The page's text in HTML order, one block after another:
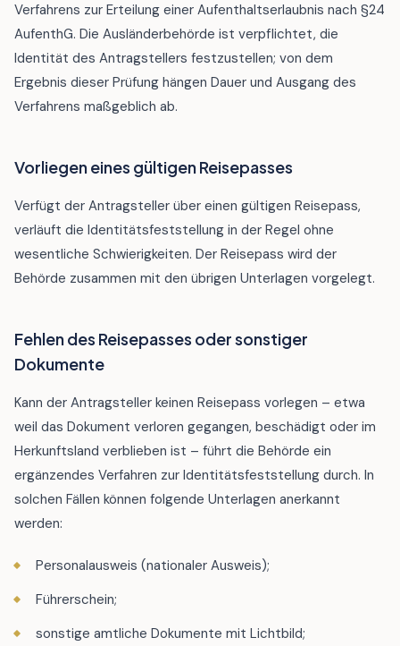
Verfahrens zur Erteilung einer Aufenthaltserlaubnis nach §24
AufenthG. Die Ausländerbehörde ist verpflichtet, die
Identität des Antragstellers festzustellen; von dem
Ergebnis dieser Prüfung hängen Dauer und Ausgang des
Verfahrens maßgeblich ab.
Vorliegen eines gültigen Reisepasses
Verfügt der Antragsteller über einen gültigen Reisepass,
verläuft die Identitätsfeststellung in der Regel ohne
wesentliche Schwierigkeiten. Der Reisepass wird der
Behörde zusammen mit den übrigen Unterlagen vorgelegt.
Fehlen des Reisepasses oder sonstiger
Dokumente
Kann der Antragsteller keinen Reisepass vorlegen – etwa
weil das Dokument verloren gegangen, beschädigt oder im
Herkunftsland verblieben ist – führt die Behörde ein
ergänzendes Verfahren zur Identitätsfeststellung durch. In
solchen Fällen können folgende Unterlagen anerkannt
werden:
Personalausweis (nationaler Ausweis);
Führerschein;
sonstige amtliche Dokumente mit Lichtbild;